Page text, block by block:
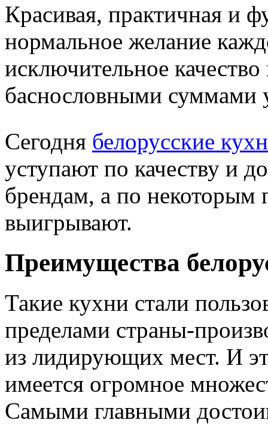
Красивая, практичная и
нормальное желание
исключительное качество
баснословными суммами
Сегодня белорусские
уступают по качеству и
брендам, а по некоторым
выигрывают.
Преимущества
Такие кухни стали
пределами страны-
из лидирующих мест. И
имеется огромное
Самыми главными